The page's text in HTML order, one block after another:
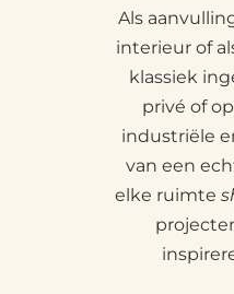
Als
interieur of
klassiek
privé of
industriële
van een
elke ruimte